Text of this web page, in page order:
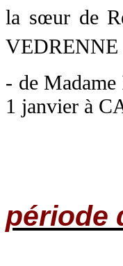
la sœur de
VEDRENNE
- de Madame
1 janvier à
période